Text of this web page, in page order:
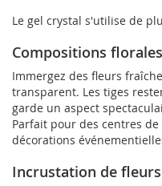
Le gel crystal s'utilise de
Compositions
Immergez des fleurs
transparent. Les tiges
garde un aspect
Parfait pour des centres
décorations
Incrustation de